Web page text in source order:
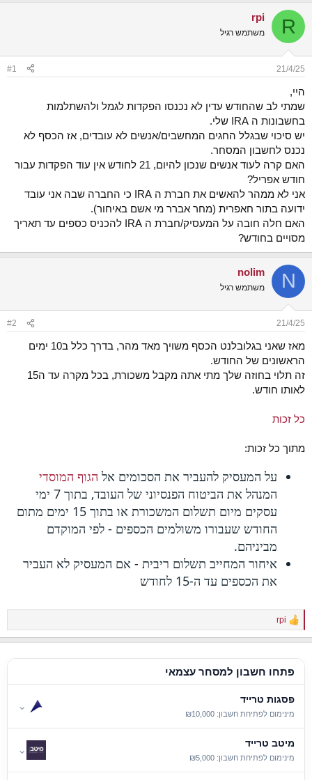
א
ר
י
R
rpi
משתמש רגיל
21/4/25
#1
היי,
שמתי לב שהחודש עדין לא נכנסו הפקדות לגמל ולהשתלמות
בחשבונות ה IRA שלי.
יש סיכוי שבגלל החגים המחשבים/אנשים לא עובדים, אז הכסף לא
נכנס לחשבון המסחר.
האם קרה לעוד אנשים שנכון להיום, 21 לחודש אין עוד הפקדות עבור
חודש אפריל?
אני לא ממהר להאשים את חברת ה IRA כי החברה שבה אני עובד
ידועה בתור חאפרית (מחר אברר מי אשם באיחור).
האם חלה חובה על המעסיק/חברת ה IRA להכניס כספים עד תאריך
מסויים בחודש?
N
nolim
משתמש רגיל
21/4/25
#2
מאז שאני בגלובלנט הכסף משויך מאד מהר, בדרך כלל ב10 ימים
הראשונים של החודש.
זה תלוי בחוזה שלך מתי אתה מקבל משכורת, בכל מקרה עד ה15
לאותו חודש.
כל זכות
מתוך כל זכות:
על המעסיק להעביר את הסכומים אל הגוף המוסדי
המנהל את הביטוח הפנסיוני של העובד, בתוך 7 ימי
עסקים מיום תשלום המשכורת או בתוך 15 ימים מתום
החודש שעבורו משולמים הכספים - לפי המוקדם
מביניהם.
איחור המחייב תשלום ריבית - אם המעסיק לא העביר
את הכספים עד ה-15 לחודש
R
e
c
rpi
פתחו חשבון למסחר עצמאי
פסגות טרייד
מינימום לפתיחת חשבון: ₪10,000
⌄
מיטב טרייד
מינימום לפתיחת חשבון: ₪5,000
⌄